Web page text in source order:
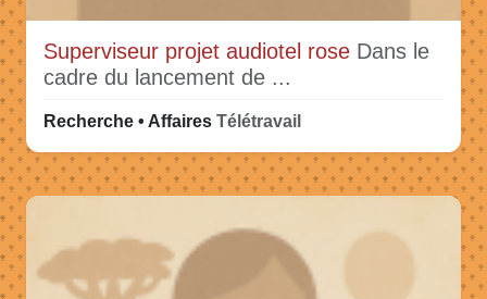
Superviseur projet audiotel rose Dans le
cadre du lancement de ...
Recherche • Affaires Télétravail